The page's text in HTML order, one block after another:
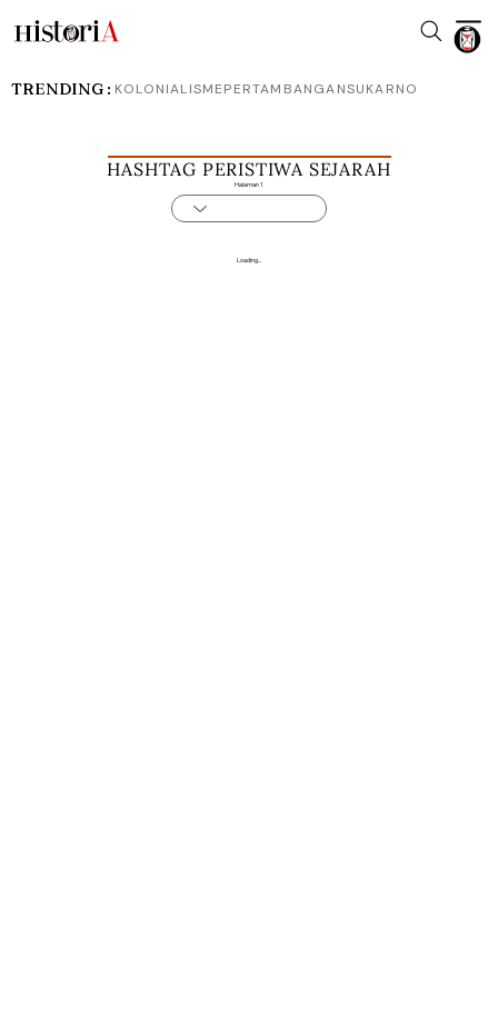
HASHTAG PERISTIWA SEJARAH
Halaman 1
Loading...
TRENDING : KOLONIALISMEPERTAMBANGANSUKARNO